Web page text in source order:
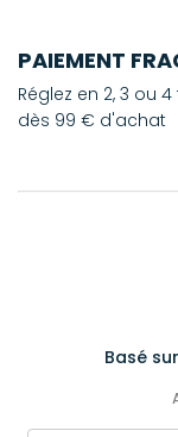
PAIEMENT
Réglez en 2, 3 ou 4
dès 99 € d'achat
Basé sur